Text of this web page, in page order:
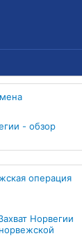
- обзор
операция
Норвегии